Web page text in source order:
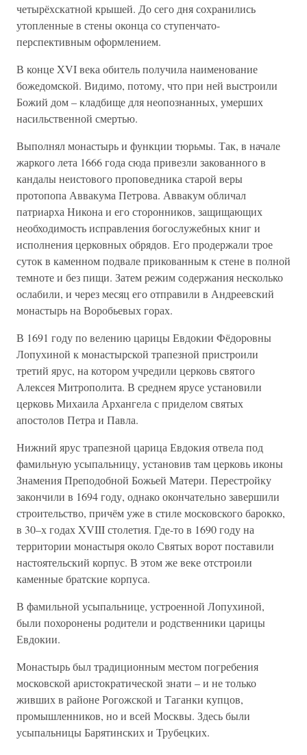
четырёхскатной крышей. До сего дня сохранились
утопленные в стены оконца со ступенчато-
перспективным оформлением.
В конце XVI века обитель получила наименование
божедомской. Видимо, потому, что при ней выстроили
Божий дом – кладбище для неопознанных, умерших
насильственной смертью.
Выполнял монастырь и функции тюрьмы. Так, в начале
жаркого лета 1666 года сюда привезли закованного в
кандалы неистового проповедника старой веры
протопопа Аввакума Петрова. Аввакум обличал
патриарха Никона и его сторонников, защищающих
необходимость исправления богослужебных книг и
исполнения церковных обрядов. Его продержали трое
суток в каменном подвале прикованным к стене в полной
темноте и без пищи. Затем режим содержания несколько
ослабили, и через месяц его отправили в Андреевский
монастырь на Воробьевых горах.
В 1691 году по велению царицы Евдокии Фёдорoвны
Лопухиной к монастырской трапезной пристроили
третий ярус, на котором учредили церковь святого
Алексея Митрополита. В среднем ярусе установили
церковь Михаила Архангела с приделом святых
апостолов Петра и Павла.
Нижний ярус трапезной царица Евдокия отвела под
фамильную усыпальницу, установив там церковь иконы
Знамения Преподобной Божьей Матери. Перестройку
закончили в 1694 году, однако окончательно завершили
строительство, причём уже в стиле московского барокко,
в 30–х годах XVIII столетия. Где-то в 1690 году на
территории монастыря около Святых ворот поставили
настоятельский корпус. В этом же веке отстроили
каменные братские корпуса.
В фамильной усыпальнице, устроенной Лопухиной,
были похоронены родители и родственники царицы
Евдокии.
Монастырь был традиционным местом погребения
московской аристократической знати – и не только
живших в районе Рогожской и Таганки купцов,
промышленников, но и всей Москвы. Здесь были
усыпальницы Барятинских и Трубецких.